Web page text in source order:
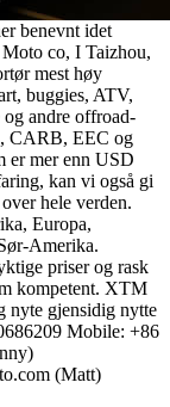
benevnt idet
co, I Taizhou,
mest høy
buggies, ATV,
andre offroad-
CARB, EEC og
er mer enn USD
kan vi også gi
hele verden.
Europa,
Amerika.
priser og rask
kompetent. XTM
nyte gjensidig nytte
Mobile: +86
(Matt)